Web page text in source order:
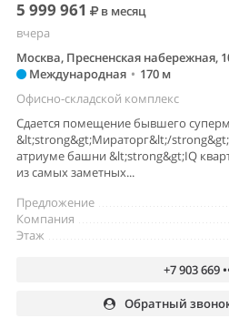
5 999 961
в месяц
вчера
Москва, Пресненская набережная,
Международная • 170 м
Офисно-складской комплекс
Сдается помещение бывшего
&lt;strong&gt;Мираторг&lt;/
атриуме башни &lt;strong&gt;IQ
из самых заметных...
Предложение
Компания
Этаж
+7 903 669
Обратный